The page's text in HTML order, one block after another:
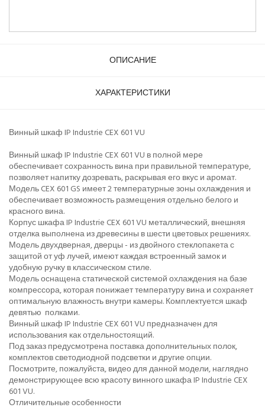
ОПИСАНИЕ
ХАРАКТЕРИСТИКИ
Винный шкаф IP Industrie CEX 601 VU
Винный шкаф IP Industrie CEX 601 VU в полной мере
обеспечивает сохранность вина при правильной температуре,
позволяет напитку дозревать, раскрывая его вкус и аромат.
Модель CEX 601 GS имеет 2 температурные зоны охлаждения и
обеспечивает возможность размещения отдельно белого и
красного вина.
Корпус шкафа IP Industrie CEX 601 VU металлический, внешняя
отделка выполнена из древесины в шести цветовых решениях.
Модель двухдверная, дверцы - из двойного стеклопакета с
защитой от уф лучей, имеют каждая встроенный замок и
удобную ручку в классическом стиле.
Модель оснащена статической системой охлаждения на базе
компрессора, которая понижает температуру вина и сохраняет
оптимальную влажность внутри камеры. Комплектуется шкаф
девятью полками.
Винный шкаф IP Industrie CEX 601 VU предназначен для
использования как отдельностоящий.
Под заказ предусмотрена поставка дополнительных полок,
комплектов светодиодной подсветки и другие опции.
Посмотрите, пожалуйста, видео для данной модели, наглядно
демонстрирующее всю красоту винного шкафа IP Industrie CEX
601 VU.
Отличительные особенности